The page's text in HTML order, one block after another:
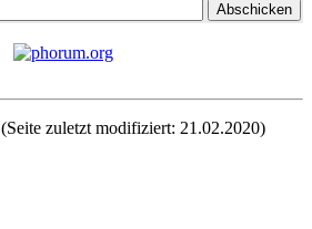
(Seite zuletzt modifiziert: 21.02.2020)